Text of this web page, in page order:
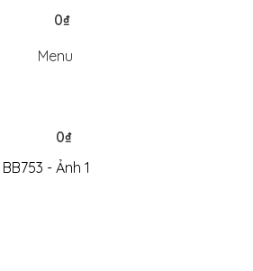
0₫
Menu
0₫